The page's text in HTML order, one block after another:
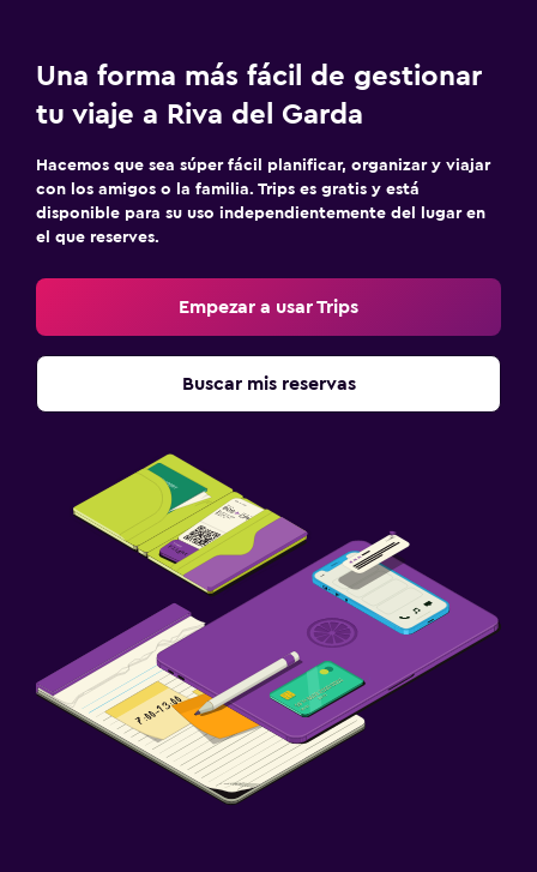
Una forma más fácil de gestionar
tu viaje a Riva del Garda
Hacemos que sea súper fácil planificar, organizar y viajar
con los amigos o la familia. Trips es gratis y está
disponible para su uso independientemente del lugar en
el que reserves.
Empezar a usar Trips
Buscar mis reservas